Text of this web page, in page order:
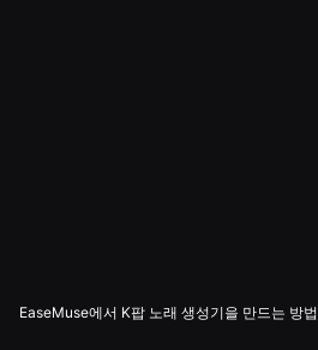
EaseMuse에서 K팝 노래 생성기을 만드는 방법